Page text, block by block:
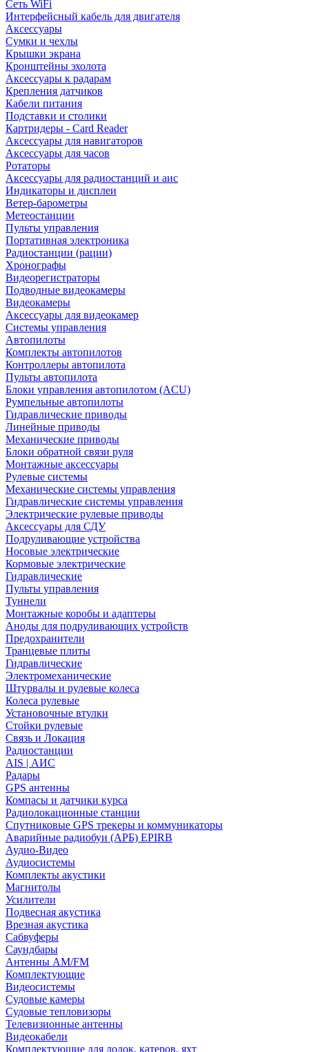
Сеть WiFi
Интерфейсный кабель для двигателя
Аксессуары
Сумки и чехлы
Крышки экрана
Кронштейны эхолота
Аксессуары к радарам
Крепления датчиков
Кабели питания
Подставки и столики
Картридеры - Card Reader
Аксессуары для навигаторов
Аксессуары для часов
Ротаторы
Аксессуары для радиостанций и аис
Индикаторы и дисплеи
Ветер-барометры
Метеостанции
Пульты управления
Портативная электроника
Радиостанции (рации)
Хронографы
Видеорегистраторы
Подводные видеокамеры
Видеокамеры
Аксессуары для видеокамер
Системы управления
Автопилоты
Комплекты автопилотов
Контроллеры автопилота
Пульты автопилота
Блоки управления автопилотом (ACU)
Румпельные автопилоты
Гидравлические приводы
Линейные приводы
Механические приводы
Блоки обратной связи руля
Монтажные аксессуары
Рулевые системы
Механические системы управления
Гидравлические системы управления
Электрические рулевые приводы
Аксессуары для СДУ
Подруливающие устройства
Носовые электрические
Кормовые электрические
Гидравлические
Пульты управления
Туннели
Монтажные коробы и адаптеры
Аноды для подруливающих устройств
Предохранители
Транцевые плиты
Гидравлические
Электромеханические
Штурвалы и рулевые колеса
Колеса рулевые
Установочные втулки
Стойки рулевые
Связь и Локация
Радиостанции
AIS | АИС
Радары
GPS антенны
Компасы и датчики курса
Радиолокационные станции
Спутниковые GPS трекеры и коммуникаторы
Аварийные радиобуи (АРБ) EPIRB
Аудио-Видео
Аудиосистемы
Комплекты акустики
Магнитолы
Усилители
Подвесная акустика
Врезная акустика
Сабвуферы
Саундбары
Антенны AM/FM
Комплектующие
Видеосистемы
Судовые камеры
Cудовые тепловизоры
Телевизионные антенны
Видеокабели
Комплектующие для лодок, катеров, яхт